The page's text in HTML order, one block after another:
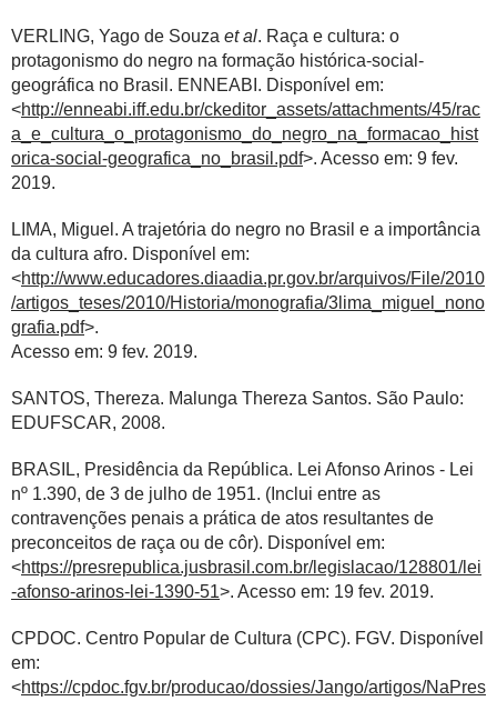
VERLING, Yago de Souza et al. Raça e cultura: o
protagonismo do negro na formação histórica-social-
geográfica no Brasil. ENNEABI. Disponível em:
<http://enneabi.iff.edu.br/ckeditor_assets/attachments/45/rac
a_e_cultura_o_protagonismo_do_negro_na_formacao_hist
orica-social-geografica_no_brasil.pdf>. Acesso em: 9 fev.
2019.
LIMA, Miguel. A trajetória do negro no Brasil e a importância
da cultura afro. Disponível em:
<http://www.educadores.diaadia.pr.gov.br/arquivos/File/2010
/artigos_teses/2010/Historia/monografia/3lima_miguel_nono
grafia.pdf>.
Acesso em: 9 fev. 2019.
SANTOS, Thereza. Malunga Thereza Santos. São Paulo:
EDUFSCAR, 2008.
BRASIL, Presidência da República. Lei Afonso Arinos - Lei
nº 1.390, de 3 de julho de 1951. (Inclui entre as
contravenções penais a prática de atos resultantes de
preconceitos de raça ou de côr). Disponível em:
<https://presrepublica.jusbrasil.com.br/legislacao/128801/lei
-afonso-arinos-lei-1390-51>. Acesso em: 19 fev. 2019.
CPDOC. Centro Popular de Cultura (CPC). FGV. Disponível
em:
<https://cpdoc.fgv.br/producao/dossies/Jango/artigos/NaPres